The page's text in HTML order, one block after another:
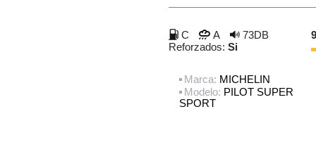
C A
73DB
Reforzados: Si
Marca: MICHELIN
Modelo: PILOT SUPER
SPORT